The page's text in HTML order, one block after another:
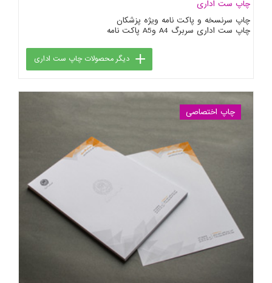
چاپ ست اداری
چاپ سرنسخه و پاکت نامه ویژه پزشکان
چاپ ست اداری سربرگ A4 وA5 پاکت نامه
دیگر محصولات چاپ ست اداری
چاپ اختصاصی